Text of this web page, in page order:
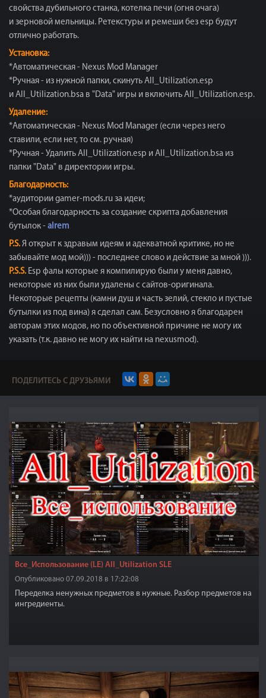
свойства дубильного станка, котелка печи (огня очага)
и зерновой мельницы. Ретекстуры и ремеши без esp будут
отлично работать.
Установка:
*Автоматическая - Nexus Mod Manager
*Ручная - из нужной папки, скинуть All_Utilization.esp
и All_Utilization.bsa в "Data" игры и включить All_Utilization.esp.
Удаление:
*Автоматическая - Nexus Mod Manager (если через него
ставили, если нет, то см. ручная)
*Ручная - Удалить All_Utilization.esp и All_Utilization.bsa из
папки "Data" в директории игры.
Благодарность:
*аудитории gamer-mods.ru за идеи;
*Особая благодарность за создание скрипта добавления
бутылок - alrem
P.S. Я открыт к здравым идеям и адекватной критике, но не
забывайте мод мой))) - последнее слово и действие за мной ))).
P.S.S. Esp фалы которые я компилирую были у меня давно,
некоторые из них были удалены с сайтов-оригинала.
Некоторые рецепты (камни душ и часть зелий, стекло и пустые
бутылки из под вина) я сделал сам. Безусловно я благодарен
авторам этих модов, но по объективной причине не могу их
указать (т.к. давно не могу их найти на nexusmod).
ПОДЕЛИТЕСЬ С ДРУЗЬЯМИ
Все_Использование (LE) All_Utilization SLE
Опубликовано 07.09.2018 в 17:22:08
Переделка ненужных предметов в нужные. Разбор предметов на
ингредиенты.